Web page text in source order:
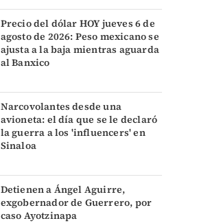
Precio del dólar HOY jueves 6 de
agosto de 2026: Peso mexicano se
ajusta a la baja mientras aguarda
al Banxico
Narcovolantes desde una
avioneta: el día que se le declaró
la guerra a los 'influencers' en
Sinaloa
Detienen a Ángel Aguirre,
exgobernador de Guerrero, por
caso Ayotzinapa